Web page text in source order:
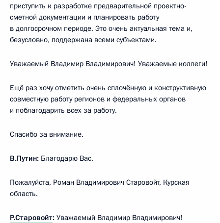
приступить к разработке предварительной проектно-
сметной документации и планировать работу
в долгосрочном периоде. Это очень актуальная тема и,
безусловно, поддержана всеми субъектами.
Уважаемый Владимир Владимирович! Уважаемые коллеги!
Ещё раз хочу отметить очень сплочённую и конструктивную
совместную работу регионов и федеральных органов
и поблагодарить всех за работу.
Спасибо за внимание.
В.Путин: Благодарю Вас.
Пожалуйста, Роман Владимирович Старовойт, Курская
область.
Р.Старовойт: Уважаемый Владимир Владимирович!